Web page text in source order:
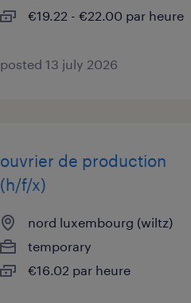
€19.22 - €22.00 par heure
posted 13 july 2026
ouvrier de production
(h/f/x)
nord luxembourg (wiltz)
temporary
€16.02 par heure